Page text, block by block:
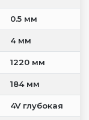
0.5 мм
4 мм
1220 мм
184 мм
4V глубокая